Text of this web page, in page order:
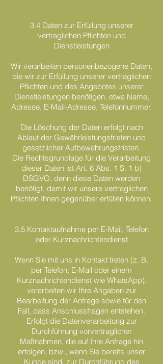
3.4 Daten zur Erfüllung unserer
vertraglichen Pflichten und
Dienstleistungen
Wir verarbeiten personenbezogene Daten,
die wir zur Erfüllung unserer vertraglichen
Pflichten und des Angebotes unserer
Dienstleistungen benötigen, etwa Name,
Adresse, E-Mail-Adresse, Telefonnummer.
Die Löschung der Daten erfolgt nach
Ablauf der Gewährleistungsfristen und
gesetzlicher Aufbewahrungsfristen.
Die Rechtsgrundlage für die Verarbeitung
dieser Daten ist Art. 6 Abs. 1 S. 1 b)
DSGVO, denn diese Daten werden
benötigt, damit wir unsere vertraglichen
Pflichten Ihnen gegenüber erfüllen können.
3.5 Kontaktaufnahme per E-Mail, Telefon
oder Kurznachrichtendienst
Wenn Sie mit uns in Kontakt treten (z. B.
per Telefon, E-Mail oder einem
Kurznachrichtendienst wie WhatsApp),
verarbeiten wir Ihre Angaben zur
Bearbeitung der Anfrage sowie für den
Fall, dass Anschlussfragen entstehen.
Erfolgt die Datenverarbeitung zur
Durchführung vorvertraglicher
Maßnahmen, die auf Ihre Anfrage hin
erfolgen, bzw., wenn Sie bereits unser
Kunde sind, zur Durchführung des